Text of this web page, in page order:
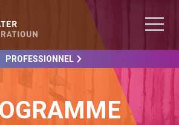
PROFESSIONNEL